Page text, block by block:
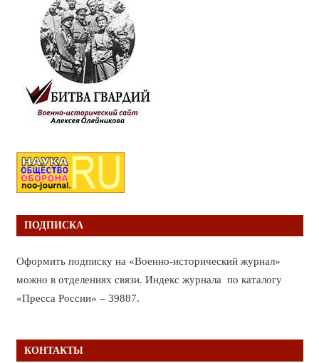
ПОДПИСКА
Оформить подписку на «Военно-исторический журнал»
можно в отделениях связи. Индекс журнала по каталогу
«Пресса России» – 39887.
КОНТАКТЫ